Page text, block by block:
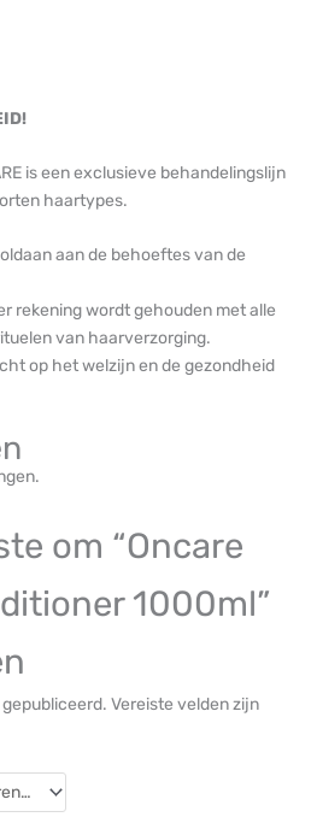
is een exclusieve behandelingslijn
haartypes.
aan de behoeftes van de
rekening wordt gehouden met alle
van haarverzorging.
op het welzijn en de gezondheid
om “Oncare
1000ml”
Vereiste velden zijn